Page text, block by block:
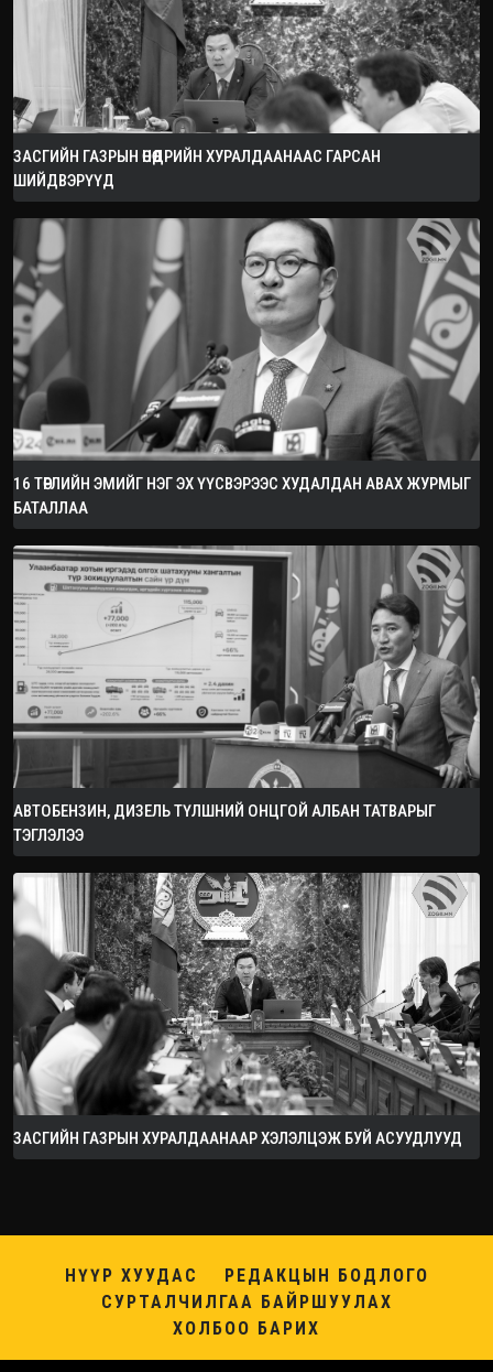
ЗАСГИЙН ГАЗРЫН ӨНӨӨДРИЙН ХУРАЛДААНААС ГАРСАН
ШИЙДВЭРҮҮД
16 ТӨРЛИЙН ЭМИЙГ НЭГ ЭХ ҮҮСВЭРЭЭС ХУДАЛДАН АВАХ ЖУРМЫГ
БАТАЛЛАА
АВТОБЕНЗИН, ДИЗЕЛЬ ТҮЛШНИЙ ОНЦГОЙ АЛБАН ТАТВАРЫГ
ТЭГЛЭЛЭЭ
ЗАСГИЙН ГАЗРЫН ХУРАЛДААНААР ХЭЛЭЛЦЭЖ БУЙ АСУУДЛУУД
НҮҮР ХУУДАС
РЕДАКЦЫН БОДЛОГО
СУРТАЛЧИЛГАА БАЙРШУУЛАХ
ХОЛБОО БАРИХ